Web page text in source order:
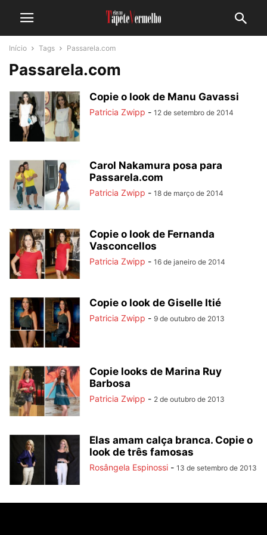
Início Tags Passarela.com
Passarela.com
Copie o look de Manu Gavassi
Patricia Zwipp - 12 de setembro de 2014
Carol Nakamura posa para
Passarela.com
Patricia Zwipp - 18 de março de 2014
Copie o look de Fernanda
Vasconcellos
Patricia Zwipp - 16 de janeiro de 2014
Copie o look de Giselle Itié
Patricia Zwipp - 9 de outubro de 2013
Copie looks de Marina Ruy
Barbosa
Patricia Zwipp - 2 de outubro de 2013
Elas amam calça branca. Copie o
look de três famosas
Rosângela Espinossi - 13 de setembro de 2013